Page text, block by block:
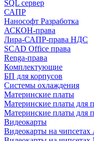
SQL сервер
САПР
Нанософт Разработка
АСКОН-права
Лира-САПР-права НДС
SCAD Office права
Renga-права
Комплектующие
БП для корпусов
Системы охлаждения
Материнские платы
Материнские платы для
Материнские платы для
Видеокарты
Видеокарты на чипсетах